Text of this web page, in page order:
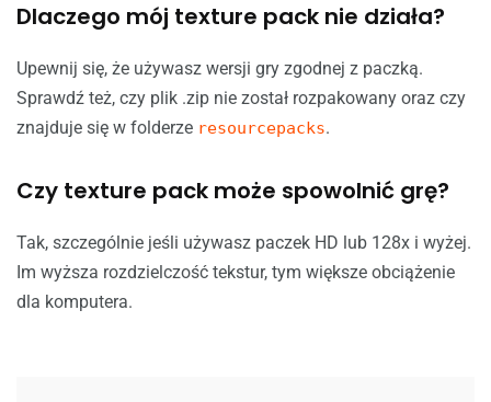
Dlaczego mój texture pack nie działa?
Upewnij się, że używasz wersji gry zgodnej z paczką.
Sprawdź też, czy plik .zip nie został rozpakowany oraz czy
znajduje się w folderze resourcepacks.
Czy texture pack może spowolnić grę?
Tak, szczególnie jeśli używasz paczek HD lub 128x i wyżej.
Im wyższa rozdzielczość tekstur, tym większe obciążenie
dla komputera.